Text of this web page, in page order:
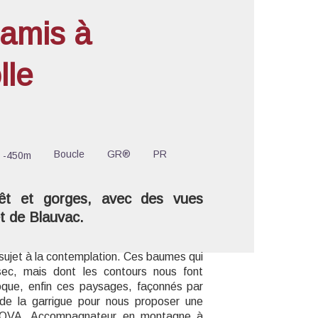
en plein écran
à
-450m Boucle GR® PR
et gorges, avec des vues
de Blauvac.
à la contemplation. Ces baumes qui
mais dont les contours nous font
enfin ces paysages, façonnés par
la garrigue pour nous proposer une